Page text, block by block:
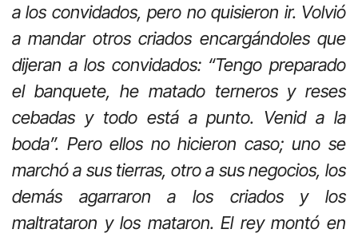
a los convidados, pero no quisieron ir. Volvió
a mandar otros criados encargándoles que
dijeran a los convidados: “Tengo preparado
el banquete, he matado terneros y reses
cebadas y todo está a punto. Venid a la
boda”. Pero ellos no hicieron caso; uno se
marchó a sus tierras, otro a sus negocios, los
demás agarraron a los criados y los
maltrataron y los mataron. El rey montó en